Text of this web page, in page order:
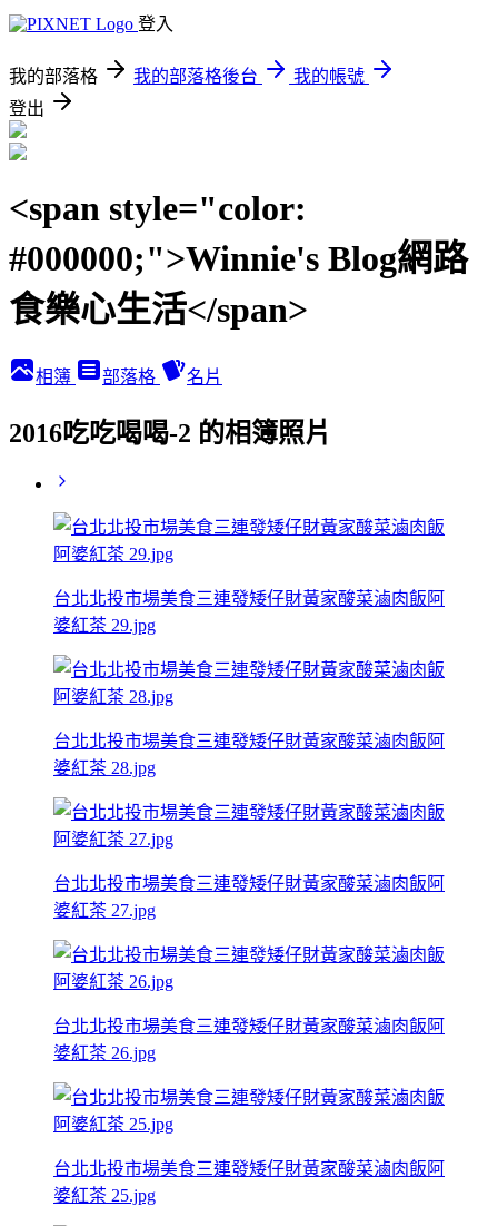
登入
我的部落格 我的部落格後台
我的帳號
登出
<span style="color:
#000000;">Winnie's Blog網路
食樂心生活</span>
相簿 部落格 名片
2016吃吃喝喝-2 的相簿照片
台北北投市場美食三連發矮仔財黃家酸菜滷肉飯阿
婆紅茶 29.jpg
台北北投市場美食三連發矮仔財黃家酸菜滷肉飯阿
婆紅茶 28.jpg
台北北投市場美食三連發矮仔財黃家酸菜滷肉飯阿
婆紅茶 27.jpg
台北北投市場美食三連發矮仔財黃家酸菜滷肉飯阿
婆紅茶 26.jpg
台北北投市場美食三連發矮仔財黃家酸菜滷肉飯阿
婆紅茶 25.jpg